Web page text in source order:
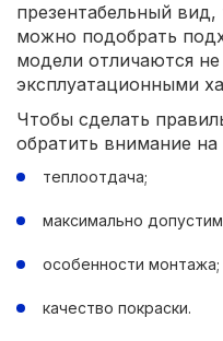
презентабельный вид,
можно подобрать
модели отличаются
эксплуатационными
Чтобы сделать
обратить внимание
теплоотдача;
максимально
особенности монтажа;
качество покраски.